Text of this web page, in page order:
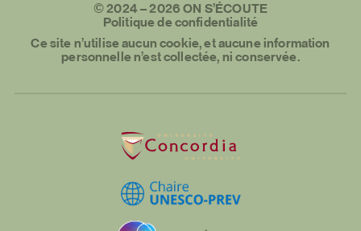
©2024 –2026 ON S’ÉCOUTE
Politique de confidentialité
Ce site n’utilise aucun cookie, et aucune information
personnelle n’est collectée, ni conservée.